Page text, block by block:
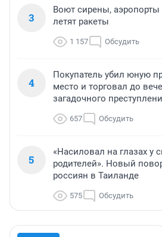
3
Воют сирены,
летят ракеты
1 157 Обсудить
4
Покупатель убил юную
место и торговал до
загадочного
657 Обсудить
5
«Насиловал на глазах у
родителей». Новый
россиян в Таиланде
575 Обсудить